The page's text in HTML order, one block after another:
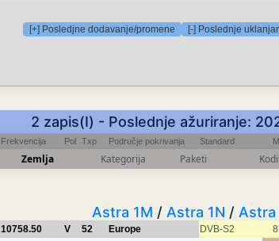
[+] Posledjne dodavanje/promene [-] Poslednje
2 zapis(I) - Poslednje ažuriranje:
Frekvencija Pol Txp Područje pokrivanja Standard
Zemlja Kategorija Paketi
Astra 1M / Astra 1N / Astra
10758.50 V 52 Europe DVB-S2